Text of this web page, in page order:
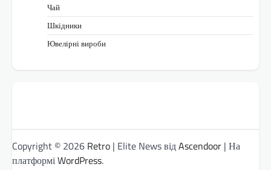
Чай
Шкідники
Ювелірні вироби
Copyright © 2026 Retro | Elite News відAscendoor | На
платформіWordPress.